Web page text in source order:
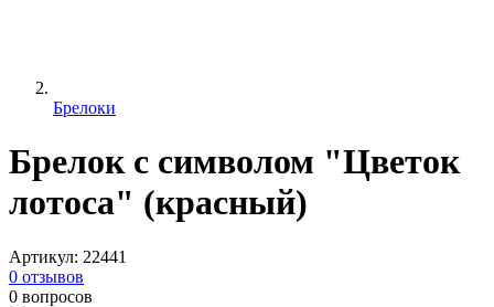
Брелоки
Брелок с символом "Цветок
лотоса" (красный)
Артикул: 22441
0 отзывов
0 вопросов